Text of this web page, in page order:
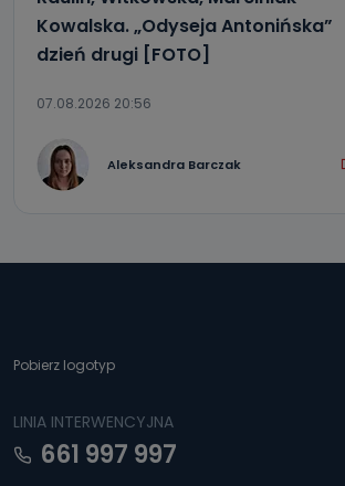
Kowalska. „Odyseja Antonińska”
dzień drugi [FOTO]
07.08.2026 20:56
Aleksandra Barczak
Pobierz logotyp
LINIA INTERWENCYJNA
661 997 997